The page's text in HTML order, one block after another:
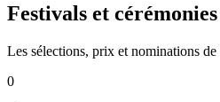
Festivals et cérémonies
Les sélections, prix et nominations
0